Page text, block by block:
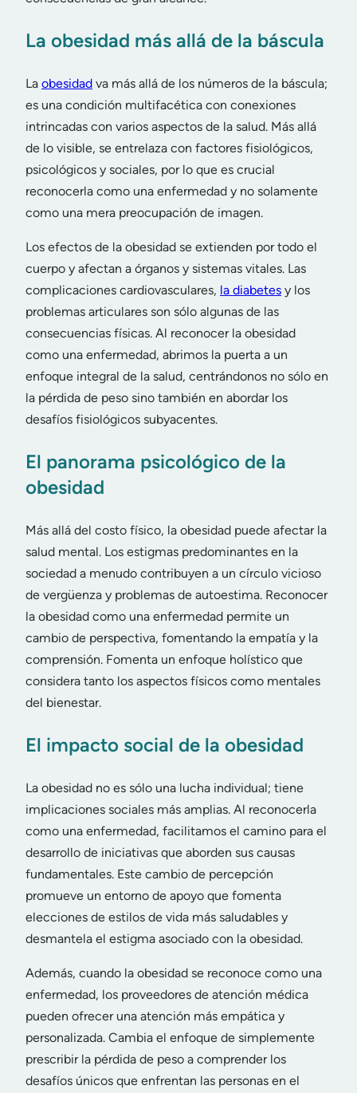
La obesidad más allá de la báscula
La obesidad va más allá de los números de la báscula;
es una condición multifacética con conexiones
intrincadas con varios aspectos de la salud. Más allá
de lo visible, se entrelaza con factores fisiológicos,
psicológicos y sociales, por lo que es crucial
reconocerla como una enfermedad y no solamente
como una mera preocupación de imagen.
Los efectos de la obesidad se extienden por todo el
cuerpo y afectan a órganos y sistemas vitales. Las
complicaciones cardiovasculares, la diabetes y los
problemas articulares son sólo algunas de las
consecuencias físicas. Al reconocer la obesidad
como una enfermedad, abrimos la puerta a un
enfoque integral de la salud, centrándonos no sólo en
la pérdida de peso sino también en abordar los
desafíos fisiológicos subyacentes.
El panorama psicológico de la
obesidad
Más allá del costo físico, la obesidad puede afectar la
salud mental. Los estigmas predominantes en la
sociedad a menudo contribuyen a un círculo vicioso
de vergüenza y problemas de autoestima. Reconocer
la obesidad como una enfermedad permite un
cambio de perspectiva, fomentando la empatía y la
comprensión. Fomenta un enfoque holístico que
considera tanto los aspectos físicos como mentales
del bienestar.
El impacto social de la obesidad
La obesidad no es sólo una lucha individual; tiene
implicaciones sociales más amplias. Al reconocerla
como una enfermedad, facilitamos el camino para el
desarrollo de iniciativas que aborden sus causas
fundamentales. Este cambio de percepción
promueve un entorno de apoyo que fomenta
elecciones de estilos de vida más saludables y
desmantela el estigma asociado con la obesidad.
Además, cuando la obesidad se reconoce como una
enfermedad, los proveedores de atención médica
pueden ofrecer una atención más empática y
personalizada. Cambia el enfoque de simplemente
prescribir la pérdida de peso a comprender los
desafíos únicos que enfrentan las personas en el